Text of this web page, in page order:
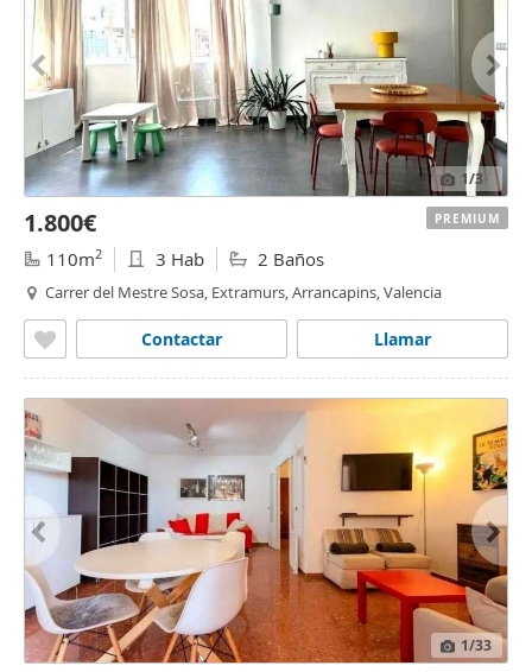
1/3
1.800€
110m2 3 Hab 2 Baños
Carrer del Mestre Sosa, Extramurs, Arrancapins, Valencia
Llamar
Contactar
PREMIUM
1/33